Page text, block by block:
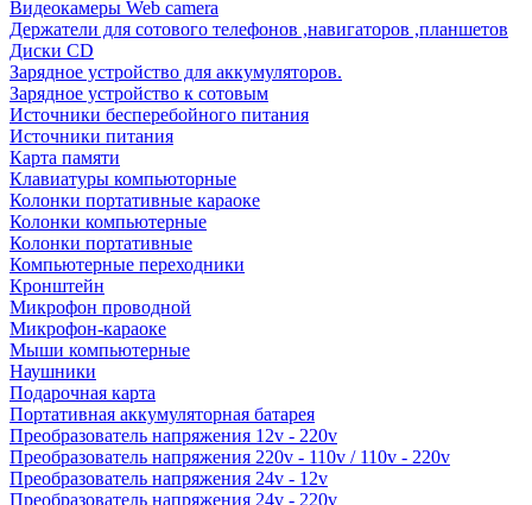
Видеокамеры Web camera
Держатели для сотового телефонов ,навигаторов ,планшетов
Диски CD
Зарядное устройство для аккумуляторов.
Зарядное устройство к сотовым
Источники бесперебойного питания
Источники питания
Карта памяти
Клавиатуры компьюторные
Колонки портативные караоке
Колонки компьютерные
Колонки портативные
Компьютерные переходники
Кронштейн
Микрофон проводной
Микрофон-караоке
Мыши компьютерные
Наушники
Подарочная карта
Портативная аккумуляторная батарея
Преобразователь напряжения 12v - 220v
Преобразователь напряжения 220v - 110v / 110v - 220v
Преобразователь напряжения 24v - 12v
Преобразователь напряжения 24v - 220v